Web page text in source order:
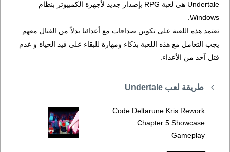
Undertale هي لعبة RPG بإصدار جديد لأجهزة الكمبيوتر بنظام
Windows.
تعتمد هذه اللعبة على تكوين صداقات مع أعدائنا بدلاً من القتال معهم .
يجب التعامل مع هذه اللعبة بذكاء ومهارة للبقاء على قيد الحياة و عدم
قتل آحد من الأعداء.
طريقة لعب Undertale
Code Deltarune Kris Rework
Chapter 5 Showcase
Gameplay